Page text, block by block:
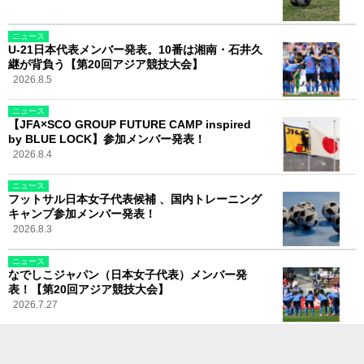
ニュース
U-21日本代表メンバー発表。10番は湘南・石井久
継が背負う【第20回アジア競技大会】
2026.8.5
ニュース
【JFA×SCO GROUP FUTURE CAMP inspired
by BLUE LOCK】参加メンバー発表！
2026.8.4
ニュース
フットサル日本女子代表候補 、国内トレーニング
キャンプ参加メンバー発表！
2026.8.3
ニュース
なでしこジャパン（日本女子代表）メンバー発
表！【第20回アジア競技大会】
2026.7.27